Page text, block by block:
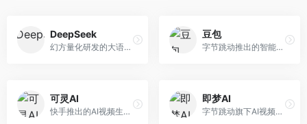
DeepSeek
幻方量化研发的大语言模型平台，专注于深度推理和代码生成能力。面向开发者、研究人员和技术爱好者，提供强大的逻辑推理和数学计算功能，开源生态完善，API接口友好。
豆包
字节跳动推出的智能对话助手平台，提供文本创作、知识问答、英语学习等多种AI服务。面向普通用户和内容创作者，支持多轮对话和文件解析，免费使用，响应速度快，中文理解能力强。
可灵AI
快手推出的AI视频生成平台，支持文生视频和图生视频，可生成长达2分钟的高质量视频内容。面向短视频创作者和营销人员，操作简便，生成效果逼真，适合商业推广和创意表达。
即梦AI
字节跳动旗下AI视频创作平台，支持多模态内容生成。面向内容创作者和营销人员，提供文生视频、图生视频、智能剪辑等功能，中文理解能力强，创作效率高。